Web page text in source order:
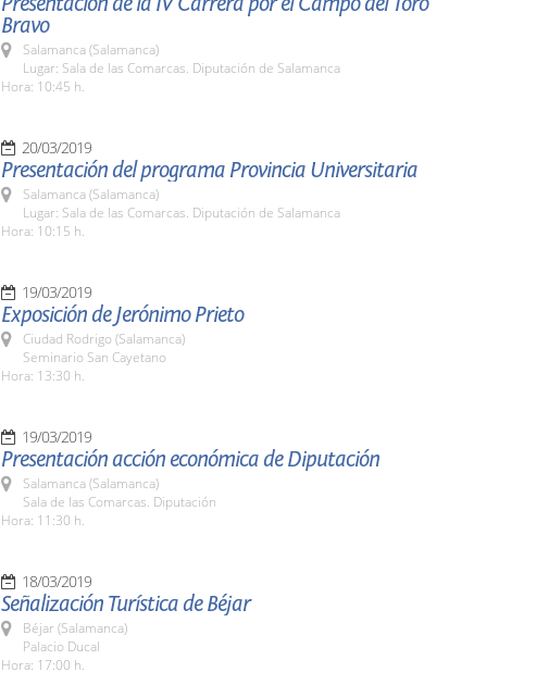
Bravo
Salamanca (Salamanca)
Lugar: Sala de las Comarcas. Diputación de Salamanca
Hora: 10:45 h.
20/03/2019
Presentación del programa Provincia Universitaria
Salamanca (Salamanca)
Lugar: Sala de las Comarcas. Diputación de Salamanca
Hora: 10:15 h.
19/03/2019
Exposición de Jerónimo Prieto
Ciudad Rodrigo (Salamanca)
Seminario San Cayetano
Hora: 13:30 h.
19/03/2019
Presentación acción económica de Diputación
Salamanca (Salamanca)
Sala de las Comarcas. Diputación
Hora: 11:30 h.
18/03/2019
Señalización Turística de Béjar
Béjar (Salamanca)
Palacio Ducal
Hora: 17:00 h.